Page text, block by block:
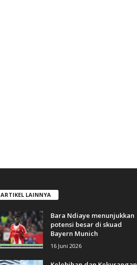
ARTIKEL LAINNYA
Bara Ndiaye menunjukkan
potensi besar di skuad
Bayern Munich
16 Juni 2026